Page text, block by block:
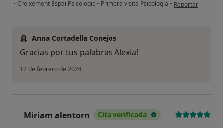
• Creixement Espai Psicologic • Primera visita Psicología • en opinión del
Reportar
Anna Cortadella Conejos
Gracias por tus palabras Alexia!
12 de febrero de 2024
Miriam alentorn Cita verificada